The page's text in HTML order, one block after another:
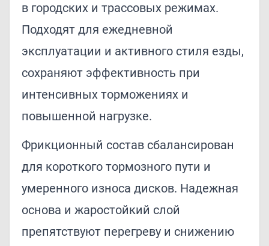
в городских и трассовых режимах.
Подходят для ежедневной
эксплуатации и активного стиля езды,
сохраняют эффективность при
интенсивных торможениях и
повышенной нагрузке.
Фрикционный состав сбалансирован
для короткого тормозного пути и
умеренного износа дисков. Надежная
основа и жаростойкий слой
препятствуют перегреву и снижению